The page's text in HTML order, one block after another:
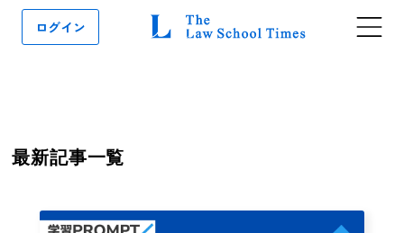
ログイン
最新記事一覧